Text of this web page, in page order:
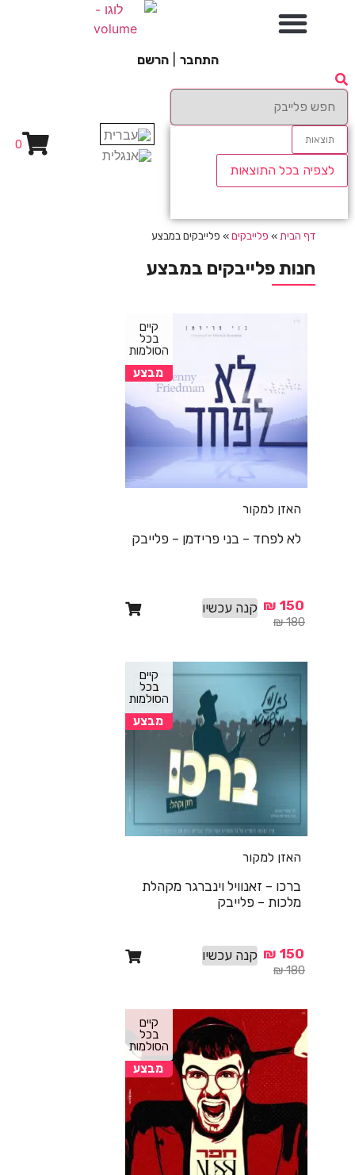
התחבר הרשם
תוצאות
לצפיה בכל התוצאות
0
דף הבית » פלייבקים» פלייבקים במבצע
חנות פלייבקים במבצע
קיים
בכל
הסולמות
מבצע
האזן למקור
לא לפחד – בני פרידמן – פלייבק
₪180
₪ 150 קנה עכשיו
קיים
בכל
הסולמות
מבצע
האזן למקור
ברכו – זאנוויל וינברגר מקהלת
מלכות – פלייבק
₪180
₪ 150 קנה עכשיו
קיים
בכל
הסולמות
מבצע